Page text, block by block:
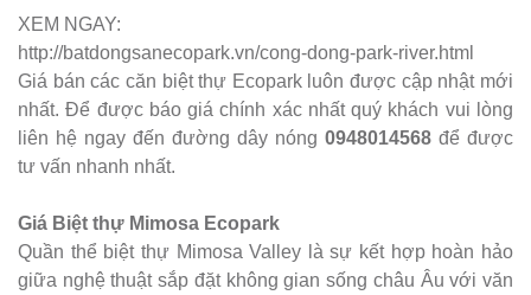
XEM NGAY:
http://batdongsanecopark.vn/cong-dong-park-river.html
Giá bán các căn biệt thự Ecopark luôn được cập nhật mới
nhất. Để được báo giá chính xác nhất quý khách vui lòng
liên hệ ngay đến đường dây nóng 0948014568 để được
tư vấn nhanh nhất.
Giá Biệt thự Mimosa Ecopark
Quần thể biệt thự Mimosa Valley là sự kết hợp hoàn hảo
giữa nghệ thuật sắp đặt không gian sống châu Âu với văn